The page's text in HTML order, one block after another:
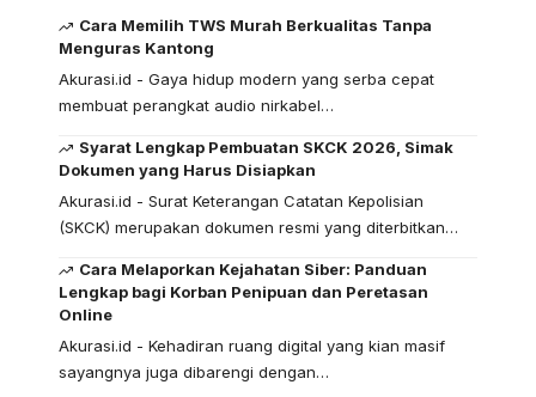
Cara Memilih TWS Murah Berkualitas Tanpa
Menguras Kantong
Akurasi.id - Gaya hidup modern yang serba cepat
membuat perangkat audio nirkabel…
Syarat Lengkap Pembuatan SKCK 2026, Simak
Dokumen yang Harus Disiapkan
Akurasi.id - Surat Keterangan Catatan Kepolisian
(SKCK) merupakan dokumen resmi yang diterbitkan…
Cara Melaporkan Kejahatan Siber: Panduan
Lengkap bagi Korban Penipuan dan Peretasan
Online
Akurasi.id - Kehadiran ruang digital yang kian masif
sayangnya juga dibarengi dengan…